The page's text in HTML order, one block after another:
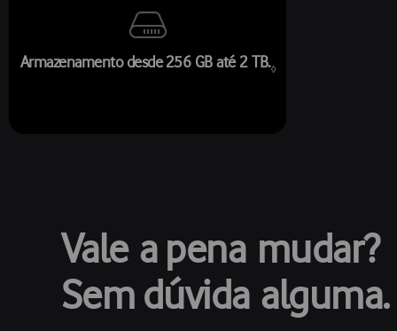
Armazenamento desde 256 GB até 2 TB.◊
Vale a pena mudar?
Sem dúvida alguma.